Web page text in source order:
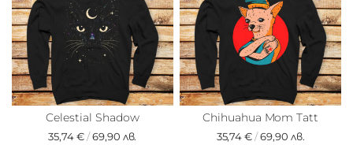
Celestial Shadow
35,74 €/69,90 лв.
Chihuahua Mom Tatt
35,74 €/69,90 лв.